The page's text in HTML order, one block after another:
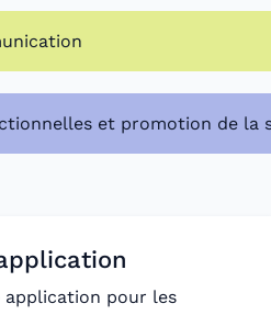
et promotion de la
pour les